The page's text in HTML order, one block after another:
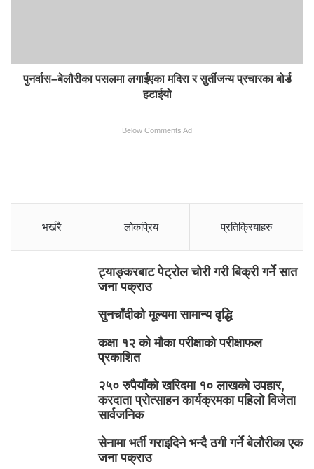
पुनर्वास–बेलौरीका पसलमा लगाईएका मदिरा र सुर्तीजन्य प्रचारका बोर्ड
हटाईयो
Below Comments Ad
भर्खरै लोकप्रिय प्रतिक्रियाहरु
ट्याङ्करबाट पेट्रोल चोरी गरी बिक्री गर्ने सात
जना पक्राउ
सुनचाँदीको मूल्यमा सामान्य वृद्धि
कक्षा १२ को मौका परीक्षाको परीक्षाफल
प्रकाशित
२५० रुपैयाँको खरिदमा १० लाखको उपहार,
करदाता प्रोत्साहन कार्यक्रमका पहिलो विजेता
सार्वजनिक
सेनामा भर्ती गराइदिने भन्दै ठगी गर्ने बेलौरीका एक
जना पक्राउ